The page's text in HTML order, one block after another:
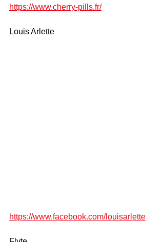
https://www.cherry-pills.fr/
Louis Arlette
https://www.facebook.com/louisarlette